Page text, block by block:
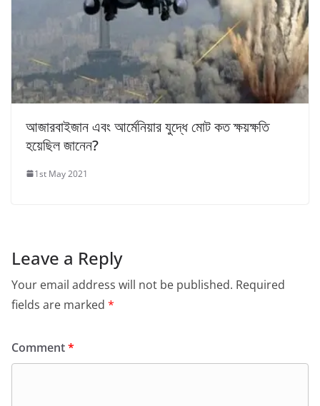
আজারবাইজান এবং আর্মেনিয়ার যুদ্ধে মোট কত ক্ষয়ক্ষতি
হয়েছিল জানেন?
1st May 2021
Leave a Reply
Your email address will not be published. Required
fields are marked *
Comment*